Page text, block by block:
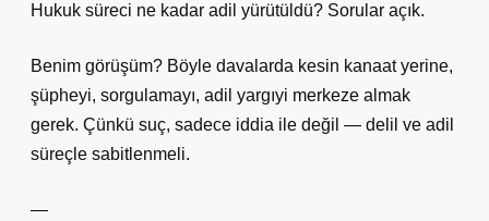
Hukuk süreci ne kadar adil yürütüldü? Sorular açık.
Benim görüşüm? Böyle davalarda kesin kanaat yerine,
şüpheyi, sorgulamayı, adil yargıyi merkeze almak
gerek. Çünkü suç, sadece iddia ile değil — delil ve adil
süreçle sabitlenmeli.
—